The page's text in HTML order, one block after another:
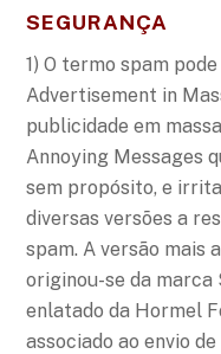
SEGURANÇA
1) O termo spam
Advertisement in
publicidade em
Annoying Messages
sem propósito, e
diversas versões a
spam. A versão mais
originou-se da marca
enlatado da Hormel
associado ao envio